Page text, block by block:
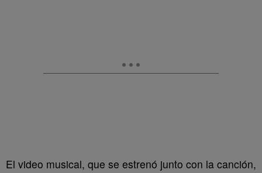
El video musical, que se estrenó junto con la canción,